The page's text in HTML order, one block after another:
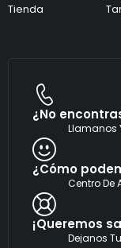
Tienda
i
¿No
Llamanos
¿Cómo
Centro De
¡Queremos
Dejanos